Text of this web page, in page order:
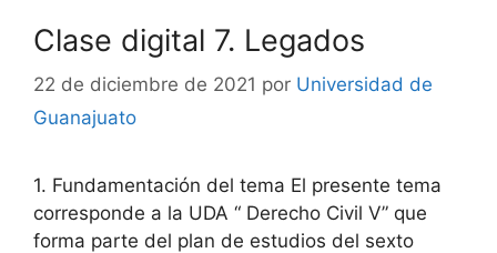
Clase digital 7. Legados
22 de diciembre de 2021 por Universidad de
Guanajuato
1. Fundamentación del tema El presente tema
corresponde a la UDA “ Derecho Civil V” que
forma parte del plan de estudios del sexto